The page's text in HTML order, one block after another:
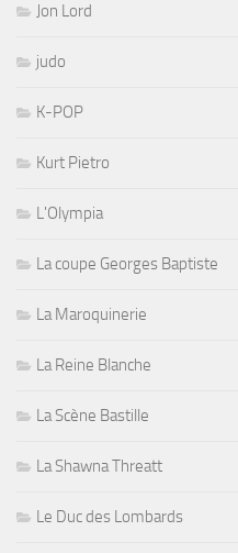
Jon Lord
judo
K-POP
Kurt Pietro
L'Olympia
La coupe Georges Baptiste
La Maroquinerie
La Reine Blanche
La Scène Bastille
La Shawna Threatt
Le Duc des Lombards